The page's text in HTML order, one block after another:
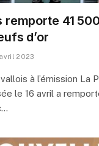
remporte 41
d’or
2023
à l’émission La
le 16 avril a